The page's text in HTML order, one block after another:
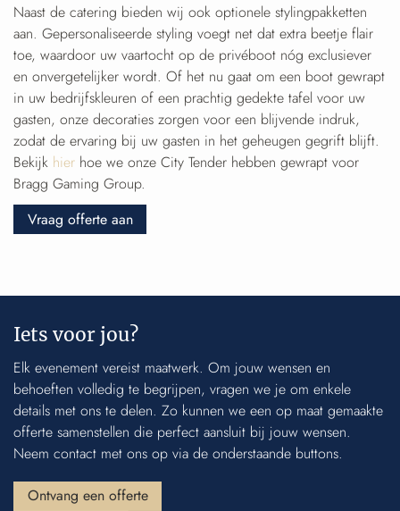
Naast de catering bieden wij ook optionele stylingpakketten
aan. Gepersonaliseerde styling voegt net dat extra beetje flair
toe, waardoor uw vaartocht op de privéboot nóg exclusiever
en onvergetelijker wordt. Of het nu gaat om een boot gewrapt
in uw bedrijfskleuren of een prachtig gedekte tafel voor uw
gasten, onze decoraties zorgen voor een blijvende indruk,
zodat de ervaring bij uw gasten in het geheugen gegrift blijft.
Bekijk hier hoe we onze City Tender hebben gewrapt voor
Bragg Gaming Group.
Vraag offerte aan
Iets voor jou?
Elk evenement vereist maatwerk. Om jouw wensen en
behoeften volledig te begrijpen, vragen we je om enkele
details met ons te delen. Zo kunnen we een op maat gemaakte
offerte samenstellen die perfect aansluit bij jouw wensen.
Neem contact met ons op via de onderstaande buttons.
Ontvang een offerte